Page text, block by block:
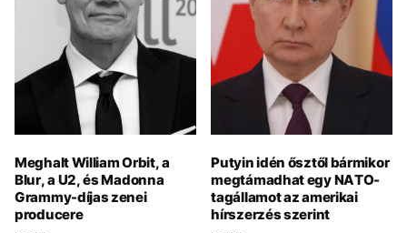
Meghalt William Orbit, a
Blur, a U2, és Madonna
Grammy-díjas zenei
producere
Putyin idén ősztől bármikor
megtámadhat egy NATO-
tagállamot az amerikai
hírszerzés szerint